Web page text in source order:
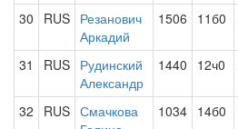
30 RUS Резанович
Аркадий
1506 11б0
31 RUS Рудинский
Александр
1440 12ч0
32 RUS Смачкова
1034 14б0